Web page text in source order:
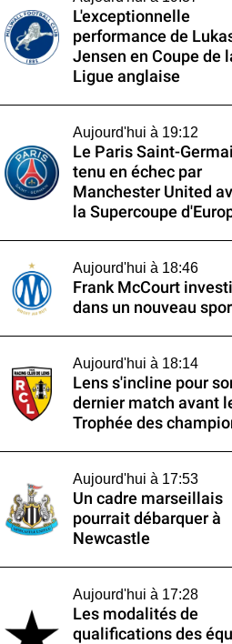
L'exceptionnelle
performance de
Jensen en Coupe de
Ligue anglaise
Aujourd'hui à 19:12
Le Paris Saint-
tenu en échec par
Manchester United
la Supercoupe
Aujourd'hui à 18:46
Frank McCourt
dans un nouveau
Aujourd'hui à 18:14
Lens s'incline pour
dernier match avant
Trophée des
Aujourd'hui à 17:53
Un cadre marseillais
pourrait débarquer à
Newcastle
Aujourd'hui à 17:28
Les modalités de
qualifications des